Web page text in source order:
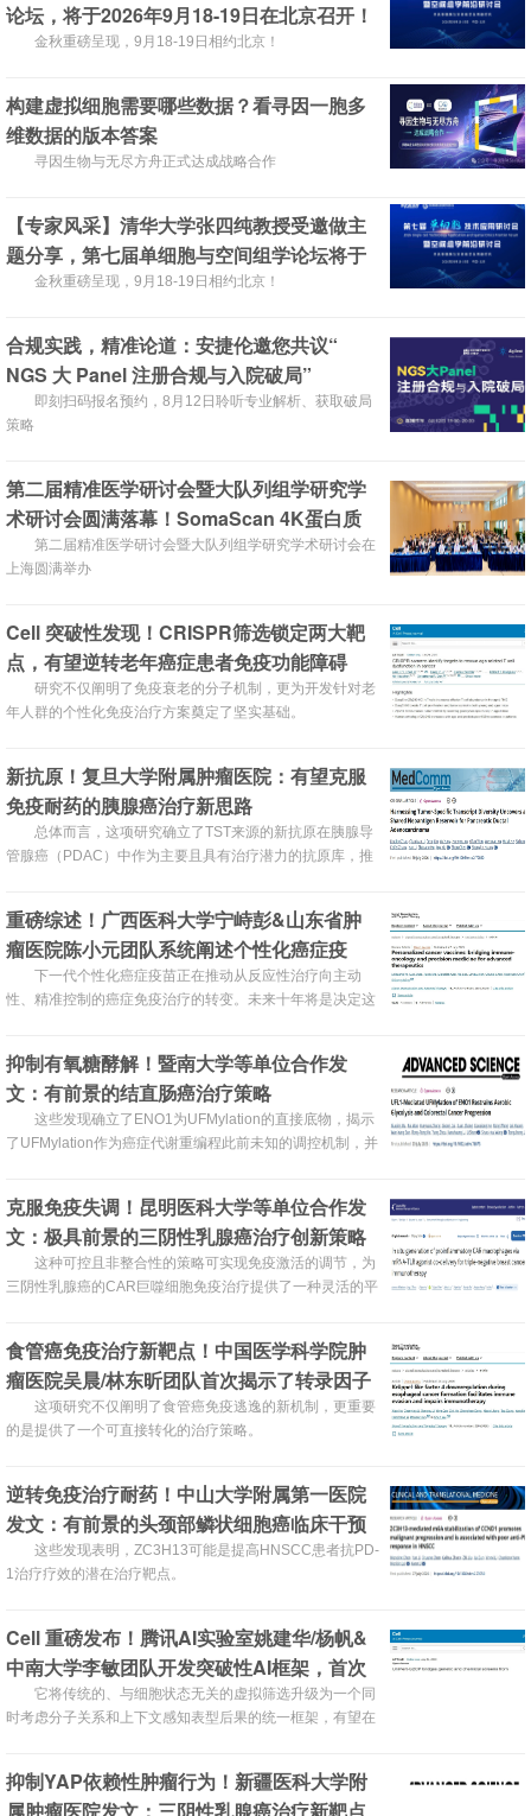
论坛，将于2026年9月18-19日在北京召开！
金秋重磅呈现，9月18-19日相约北京！
构建虚拟细胞需要哪些数据？看寻因一胞多
维数据的版本答案
寻因生物与无尽方舟正式达成战略合作
【专家风采】清华大学张四纯教授受邀做主
题分享，第七届单细胞与空间组学论坛将于
2026年9月18-19日在北京召开！
金秋重磅呈现，9月18-19日相约北京！
合规实践，精准论道：安捷伦邀您共议“
NGS 大 Panel 注册合规与入院破局”
即刻扫码报名预约，8月12日聆听专业解析、获取破局
策略
第二届精准医学研讨会暨大队列组学研究学
术研讨会圆满落幕！SomaScan 4K蛋白质
组重磅国内首发！
第二届精准医学研讨会暨大队列组学研究学术研讨会在
上海圆满举办
Cell 突破性发现！CRISPR筛选锁定两大靶
点，有望逆转老年癌症患者免疫功能障碍
研究不仅阐明了免疫衰老的分子机制，更为开发针对老
年人群的个性化免疫治疗方案奠定了坚实基础。
新抗原！复旦大学附属肿瘤医院：有望克服
免疫耐药的胰腺癌治疗新思路
总体而言，这项研究确立了TST来源的新抗原在胰腺导
管腺癌（PDAC）中作为主要且具有治疗潜力的抗原库，推
重磅综述！广西医科大学宁峙彭&山东省肿
瘤医院陈小元团队系统阐述个性化癌症疫
苗，开启精准免疫治疗新时代
下一代个性化癌症疫苗正在推动从反应性治疗向主动
性、精准控制的癌症免疫治疗的转变。未来十年将是决定这
抑制有氧糖酵解！暨南大学等单位合作发
文：有前景的结直肠癌治疗策略
这些发现确立了ENO1为UFMylation的直接底物，揭示
了UFMylation作为癌症代谢重编程此前未知的调控机制，并
克服免疫失调！昆明医科大学等单位合作发
文：极具前景的三阴性乳腺癌治疗创新策略
这种可控且非整合性的策略可实现免疫激活的调节，为
三阴性乳腺癌的CAR巨噬细胞免疫治疗提供了一种灵活的平
食管癌免疫治疗新靶点！中国医学科学院肿
瘤医院吴晨/林东昕团队首次揭示了转录因子
KLF4在食管癌免疫逃逸中的关键作用
这项研究不仅阐明了食管癌免疫逃逸的新机制，更重要
的是提供了一个可直接转化的治疗策略。
逆转免疫治疗耐药！中山大学附属第一医院
发文：有前景的头颈部鳞状细胞癌临床干预
方法这些发现表明，ZC3H13可能是提高HNSCC患者抗PD-
1治疗疗效的潜在治疗靶点。
Cell 重磅发布！腾讯AI实验室姚建华/杨帆&
中南大学李敏团队开发突破性AI框架，首次
实现基因扰动与化学药物扰动的统一建模
它将传统的、与细胞状态无关的虚拟筛选升级为一个同
时考虑分子关系和上下文感知表型后果的统一框架，有望在
抑制YAP依赖性肿瘤行为！新疆医科大学附